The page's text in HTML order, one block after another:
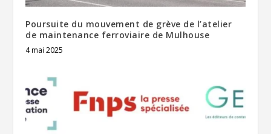
Poursuite du mouvement de grève de l’atelier
de maintenance ferroviaire de Mulhouse
4 mai 2025